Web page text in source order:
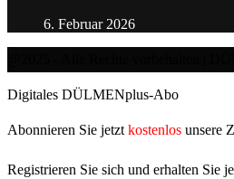
6. Februar 2026
Digitales DÜLMENplus-Abo
Abonnieren Sie jetztkostenlos unsere
Registrieren Sie sich und erhalten Sie